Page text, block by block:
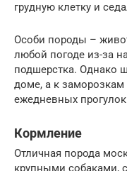
грудную клетку и
Особи породы –
любой погоде из-за
подшерстка. Однако
доме, а к заморозкам
ежедневных
Кормление
Отличная порода
крупными собаками,